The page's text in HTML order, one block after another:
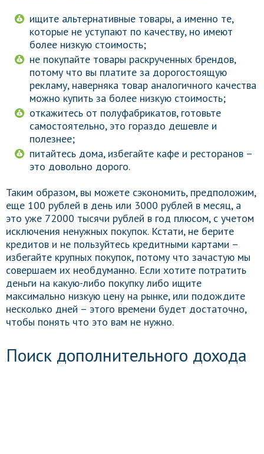
ищите альтернативные товары, а именно те,
которые не уступают по качеству, но имеют
более низкую стоимость;
не покупайте товары раскрученных брендов,
потому что вы платите за дорогостоящую
рекламу, наверняка товар аналогичного качества
можно купить за более низкую стоимость;
откажитесь от полуфабрикатов, готовьте
самостоятельно, это гораздо дешевле и
полезнее;
питайтесь дома, избегайте кафе и ресторанов –
это довольно дорого.
Таким образом, вы можете сэкономить, предположим,
еще 100 рублей в день или 3000 рублей в месяц, а
это уже 72000 тысячи рублей в год плюсом, с учетом
исключения ненужных покупок. Кстати, не берите
кредитов и не пользуйтесь кредитными картами –
избегайте крупных покупок, потому что зачастую мы
совершаем их необдуманно. Если хотите потратить
деньги на какую-либо покупку либо ищите
максимально низкую цену на рынке, или подождите
несколько дней – этого времени будет достаточно,
чтобы понять что это вам не нужно.
Поиск дополнительного дохода